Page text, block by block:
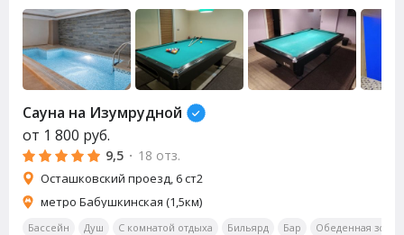
Сауна на Изумрудной
от 1 800 руб.
9,5 · 18 отз.
​Осташковский проезд, 6 ст2
метро Бабушкинская (1,5км)
Бассейн Душ С комнатой отдыха Бильярд Бар Обеденная зона